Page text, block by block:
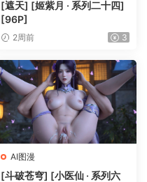
[遮天] [姬紫月 · 系列二十四]
[96P]
2周前 3
AI图漫
[斗破苍穹] [小医仙 · 系列六